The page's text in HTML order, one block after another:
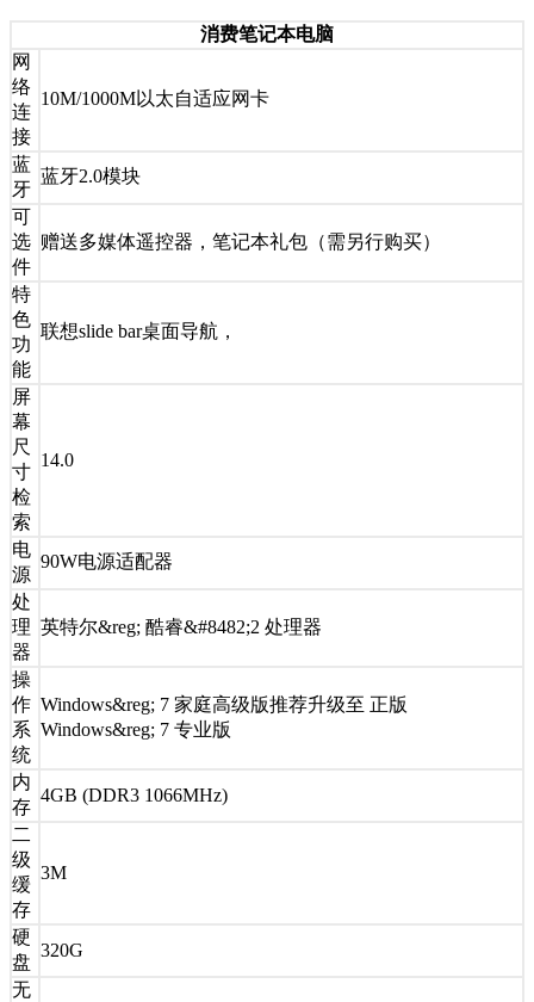
消费笔记本电脑
网
络
连
接
10M/1000M以太自适应网卡
蓝
牙
蓝牙2.0模块
可
选
件
赠送多媒体遥控器，笔记本礼包（需另行购买）
特
色
功
能
联想slide bar桌面导航，
屏
幕
尺
寸
检
索
14.0
电
源
90W电源适配器
处
理
器
英特尔&reg; 酷睿&#8482;2 处理器
操
作
系
统
Windows&reg; 7 家庭高级版推荐升级至 正版
Windows&reg; 7 专业版
内
存
4GB (DDR3 1066MHz)
二
级
缓
存
3M
硬
盘
320G
无